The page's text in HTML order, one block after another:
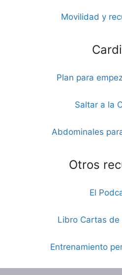
Movilidad y
Plan para
Saltar a la
Abdominales
Otros
El
Libro Cartas de
Entrenamiento